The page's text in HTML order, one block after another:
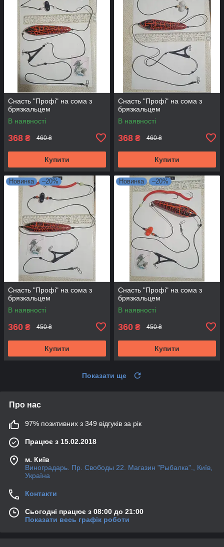
Снасть "Профі" на сома з
брязкальцем
В наявності
368 ₴ 460 ₴
Купити
Снасть "Профі" на сома з
брязкальцем
В наявності
368 ₴ 460 ₴
Купити
Новинка –20%
Снасть "Профі" на сома з
брязкальцем
В наявності
360 ₴ 450 ₴
Купити
Новинка –20%
Снасть "Профі" на сома з
брязкальцем
В наявності
360 ₴ 450 ₴
Купити
Показати ще
Про нас
97% позитивних з 349 відгуків за рік
Працює з 15.02.2018
м. Київ
Виноградарь. Пр. Свободы 22. Магазин "Рыбалка"., Київ,
Україна
Контакти
Сьогодні працює з 08:00 до 21:00
Показати весь графік роботи